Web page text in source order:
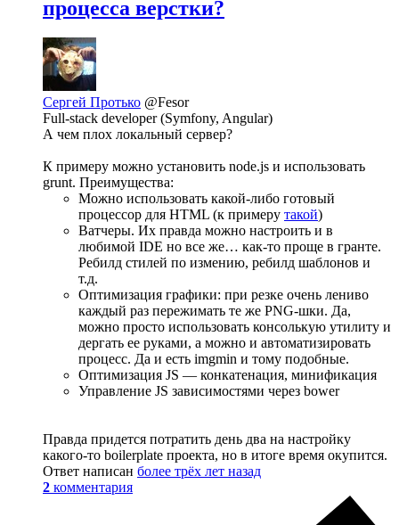
процесса верстки?
Сергей Протько @Fesor
Full-stack developer (Symfony, Angular)
А чем плох локальный сервер?
К примеру можно установить node.js и использовать
grunt. Преимущества:
Можно использовать какой-либо готовый
процессор для HTML (к примеру такой)
Ватчеры. Их правда можно настроить и в
любимой IDE но все же… как-то проще в гранте.
Ребилд стилей по измению, ребилд шаблонов и
т.д.
Оптимизация графики: при резке очень лениво
каждый раз пережимать те же PNG-шки. Да,
можно просто использовать консолькую утилиту и
дергать ее руками, а можно и автоматизировать
процесс. Да и есть imgmin и тому подобные.
Оптимизация JS — конкатенация, минификация
Управление JS зависимостями через bower
Правда придется потратить день два на настройку
какого-то boilerplate проекта, но в итоге время окупится.
Ответ написан более трёх лет назад
2 комментария